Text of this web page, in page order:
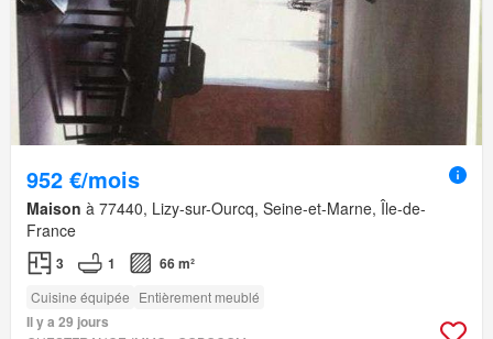
952 €/mois
Maison à 77440, Lizy-sur-Ourcq, Seine-et-Marne, Île-de-
France
3 1 66 m²
Cuisine équipée Entièrement meublé
Il y a 29 jours